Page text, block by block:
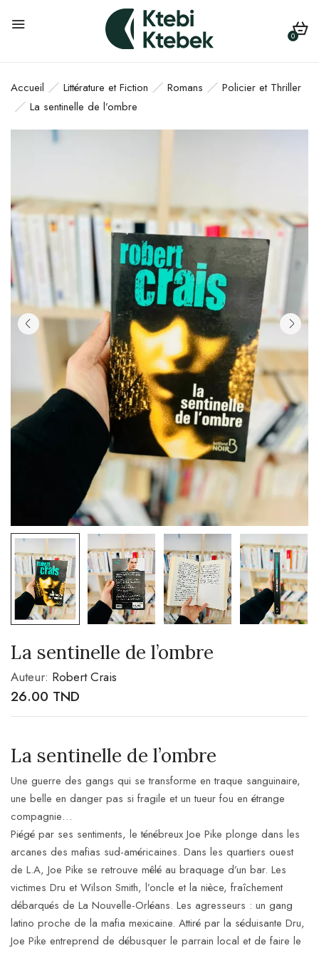
0
Accueil Littérature et Fiction Romans
Policier et Thriller
La sentinelle de l’ombre
La sentinelle de l’ombre
Auteur: Robert Crais
26.00 TND
La sentinelle de l’ombre
Une guerre des gangs qui se transforme en traque sanguinaire,
une belle en danger pas si fragile et un tueur fou en étrange
compagnie…
Piégé par ses sentiments, le ténébreux Joe Pike plonge dans les
arcanes des mafias sud-américaines. Dans les quartiers ouest
de L.A, Joe Pike se retrouve mêlé au braquage d’un bar. Les
victimes Dru et Wilson Smith, l’oncle et la nièce, fraîchement
débarqués de La Nouvelle-Orléans. Les agresseurs : un gang
latino proche de la mafia mexicaine. Attiré par la séduisante Dru,
Joe Pike entreprend de débusquer le parrain local et de faire le